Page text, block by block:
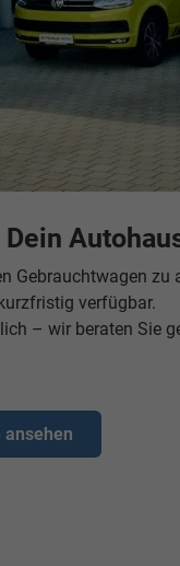
Gebrauchtwagen zu
verfügbar.
– wir beraten Sie
ansehen